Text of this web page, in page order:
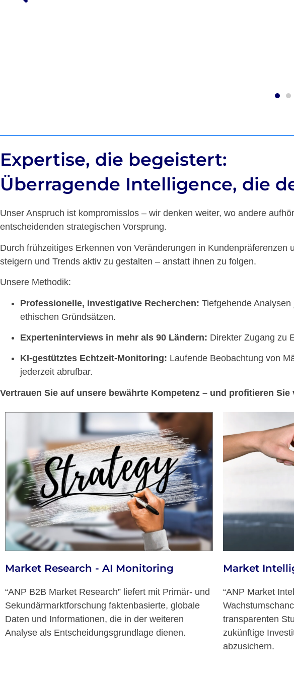
Expertise, die begeistert:
Überragende Intelligence, die
Unser Anspruch ist kompromisslos – wir denken weiter, wo andere
entscheidenden strategischen Vorsprung.
Durch frühzeitiges Erkennen von Veränderungen in
steigern und Trends aktiv zu gestalten – anstatt ihnen zu folgen.
Unsere Methodik:
Professionelle, investigative Recherchen: Tiefgehende
ethischen Gründsätzen.
Experteninterviews in mehr als 90 Ländern: Direkter Zugang zu
KI-gestütztes Echtzeit-Monitoring: Laufende Beobachtung von
jederzeit abrufbar.
Vertrauen Sie auf unsere bewährte Kompetenz – und profitieren
Market Research - AI Monitoring
“ANP B2B Market Research” liefert mit Primär- und
Sekundärmarktforschung faktenbasierte, globale
Daten und Informationen, die in der weiteren
Analyse als Entscheidungsgrundlage dienen.
Market
“ANP Market
transparenten
zukünftige
abzusichern.